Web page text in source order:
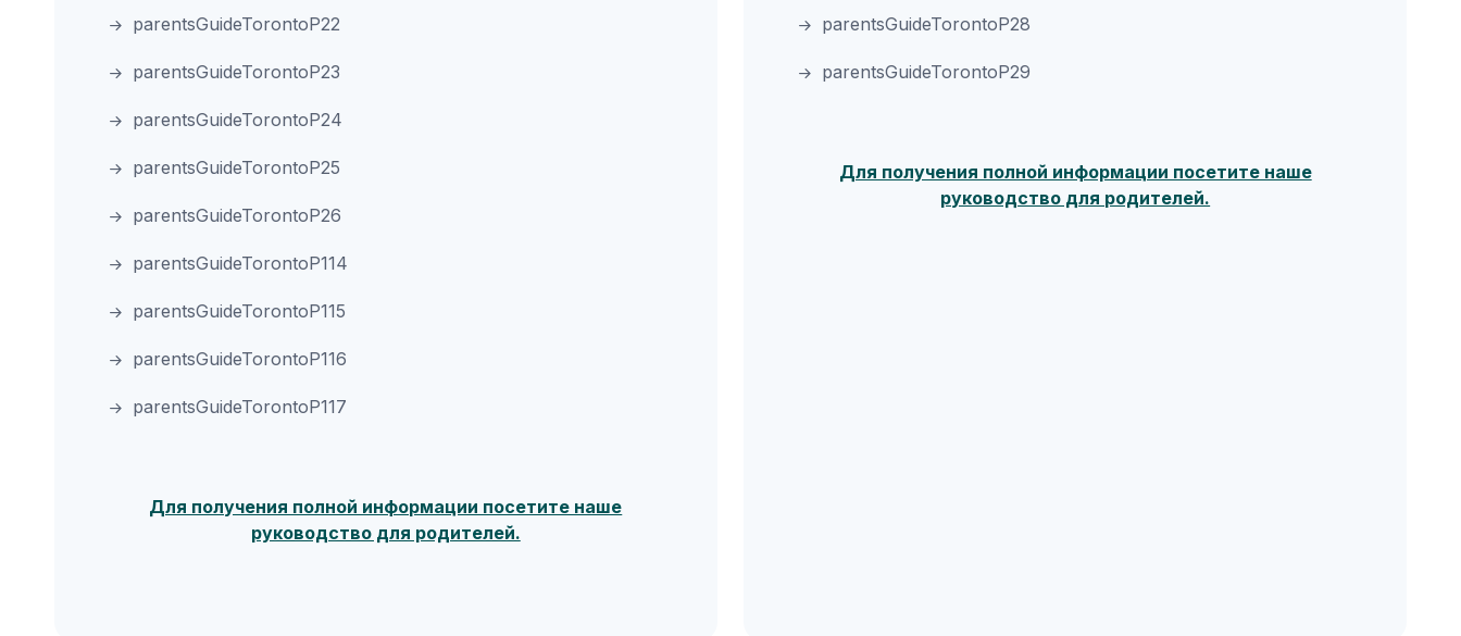
parentsGuideTorontoP22
parentsGuideTorontoP23
parentsGuideTorontoP24
parentsGuideTorontoP25
parentsGuideTorontoP26
parentsGuideTorontoP114
parentsGuideTorontoP115
parentsGuideTorontoP116
parentsGuideTorontoP117
Для получения полной информации посетите наше
руководство для родителей.
parentsGuideTorontoP28
parentsGuideTorontoP29
Для получения полной информации посетите наше
руководство для родителей.